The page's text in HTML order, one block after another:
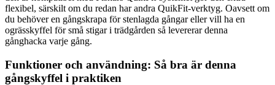
flexibel, särskilt om du redan har andra QuikFit-verktyg. Oavsett om
du behöver en gångskrapa för stenlagda gångar eller vill ha en
ogrässkyffel för små stigar i trädgården så levererar denna
gånghacka varje gång.
Funktioner och användning: Så bra är denna
gångskyffel i praktiken